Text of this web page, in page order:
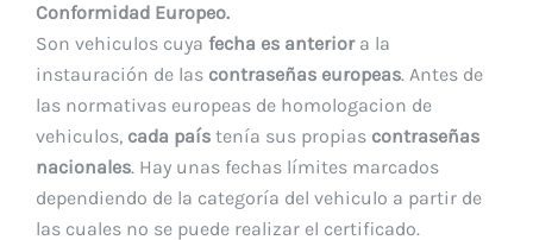
Conformidad Europeo.
Son vehiculos cuya fecha es anteriora la
instauración de las contraseñas europeas. Antes de
las normativas europeas de homologacion de
vehiculos, cada país tenía sus propias contraseñas
nacionales. Hay unas fechas límites marcados
dependiendo de la categoría del vehiculo a partir de
las cuales no se puede realizar el certificado.